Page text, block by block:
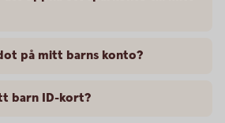
på mitt barns konto?
barn ID-kort?